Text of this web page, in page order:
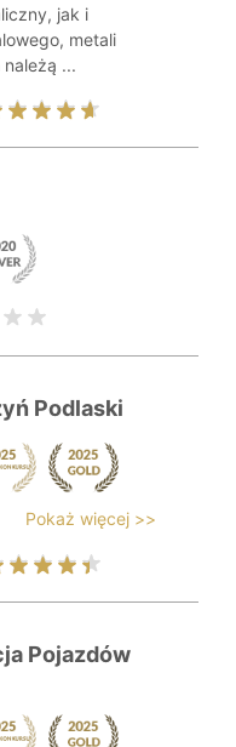
jak i
metali
...
Podlaski
Pokaż więcej >>
Pojazdów